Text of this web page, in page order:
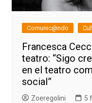
Comunic@ndo
Francesca
teatro: “Sigo
en el teatro
social”
Zoeregolini 5